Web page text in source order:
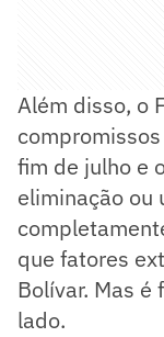
Além disso, o
fim de julho e
eliminação ou
que fatores
Bolívar. Mas é
lado.